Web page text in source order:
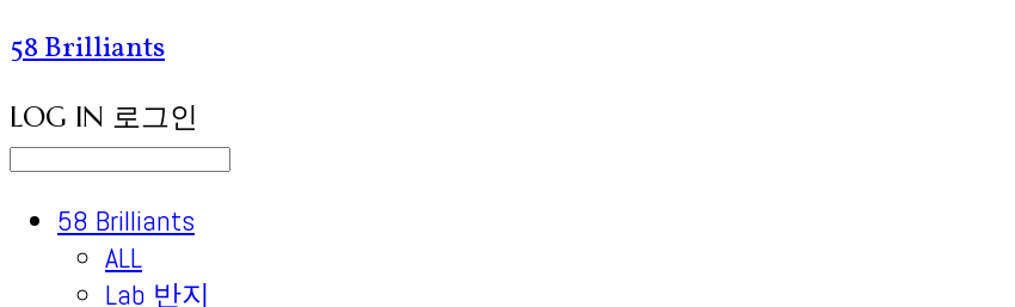
58 Brilliants
LOG IN 로그인
58 Brilliants
ALL
Lab 반지